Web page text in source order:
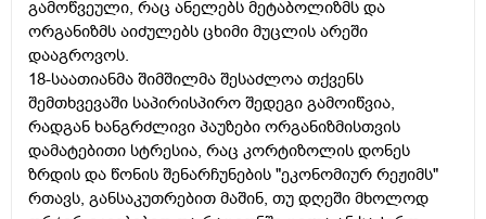
გამოწვეული, რაც ანელებს მეტაბოლიზმს და
ორგანიზმს აიძულებს ცხიმი მუცლის არეში
დააგროვოს.
18-საათიანმა შიმშილმა შესაძლოა თქვენს
შემთხვევაში საპირისპირო შედეგი გამოიწვია,
რადგან ხანგრძლივი პაუზები ორგანიზმისთვის
დამატებითი სტრესია, რაც კორტიზოლის დონეს
ზრდის და წონის შენარჩუნების "ეკონომიურ რეჟიმს"
რთავს, განსაკუთრებით მაშინ, თუ დღეში მხოლოდ